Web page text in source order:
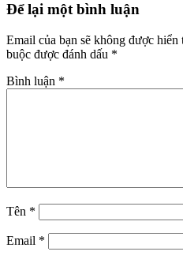
Để lại một bình luận
Email của bạn sẽ không được hiển
buộc được đánh dấu *
Bình luận *
Tên *
Email *